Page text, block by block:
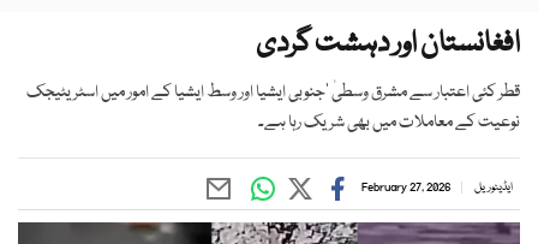
افغانستان اور دہشت گردی
قطر کئی اعتبار سے مشرق وسطیٰ ‘جنوبی ایشیا اور وسط ایشیا کے امور میں اسٹریٹیجک
نوعیت کے معاملات میں بھی شریک رہا ہے۔
ایڈیٹوریل February 27, 2026